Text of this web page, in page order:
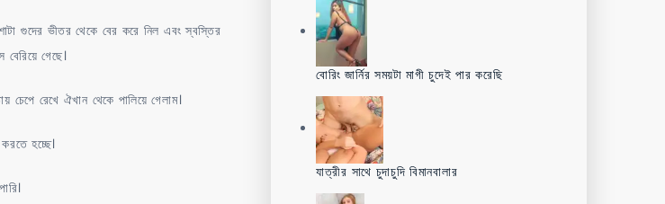
গুদের ভীতর থেকে বের করে নিল এবং স্বস্তির
গেছে।
রেখে ঐখান থেকে পালিয়ে গেলাম।
হচ্ছে।
বোরিং জার্নির সময়টা মাগী চুদেই পার করেছি
যাত্রীর সাথে চুদাচুদি বিমানবালার